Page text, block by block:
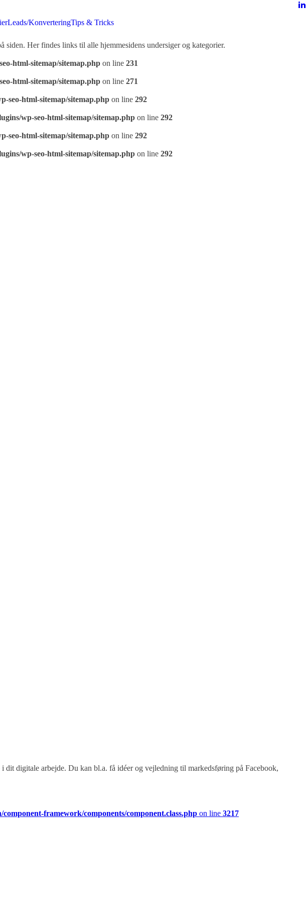
Leads/KonverteringTips & Tricks
Her findes links til alle hjemmesidens undersiger og kategorier.
html-sitemap/sitemap.php on line 231
html-sitemap/sitemap.php on line 271
seo-html-sitemap/sitemap.php on line 292
wp-seo-html-sitemap/sitemap.php on line 292
seo-html-sitemap/sitemap.php on line 292
wp-seo-html-sitemap/sitemap.php on line 292
digitale arbejde. Du kan bl.a. få idéer og vejledning til markedsføring på Facebook,
framework/components/component.class.php on line 3217